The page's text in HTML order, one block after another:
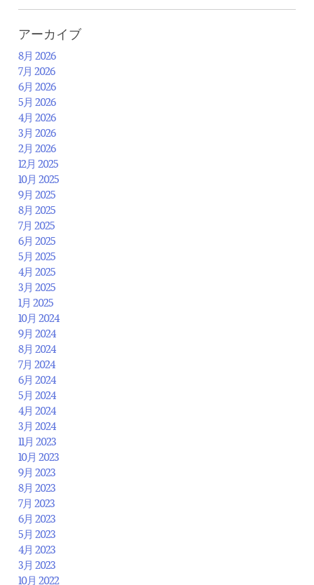
アーカイブ
8月 2026
7月 2026
6月 2026
5月 2026
4月 2026
3月 2026
2月 2026
12月 2025
10月 2025
9月 2025
8月 2025
7月 2025
6月 2025
5月 2025
4月 2025
3月 2025
1月 2025
10月 2024
9月 2024
8月 2024
7月 2024
6月 2024
5月 2024
4月 2024
3月 2024
11月 2023
10月 2023
9月 2023
8月 2023
7月 2023
6月 2023
5月 2023
4月 2023
3月 2023
10月 2022